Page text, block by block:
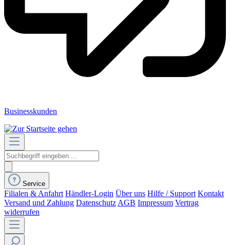
Businesskunden
Service
Filialen & Anfahrt Händler-Login Über uns Hilfe / Support Kontakt
Versand und Zahlung Datenschutz AGB Impressum Vertrag
widerrufen